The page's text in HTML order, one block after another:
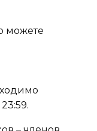
можете